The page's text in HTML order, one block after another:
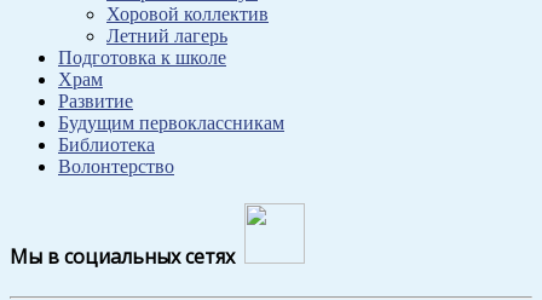
Хоровой коллектив
Летний лагерь
Подготовка к школе
Храм
Развитие
Будущим первоклассникам
Библиотека
Волонтерство
Мы в социальных сетях